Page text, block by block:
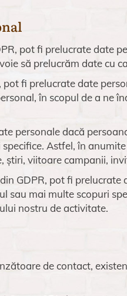
pot fi prelucrate date
să prelucrăm date cu
fi prelucrate date
în scopul de a ne
personale dacă
Astfel, în
viitoare campanii,
GDPR, pot fi
mai multe scopuri
nostru de activitate.
de contact,